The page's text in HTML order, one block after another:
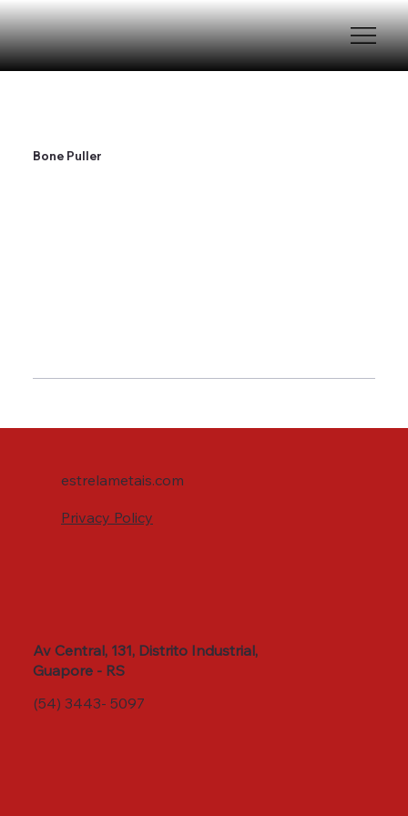
Bone Puller
Av Central, 131, Distrito Industrial,
Guapore - RS
(54) 3443- 5097
estrelametais.com
Privacy Policy